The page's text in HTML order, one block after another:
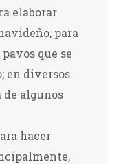
elaborar
para
que se
en diversos
de algunos
hacer